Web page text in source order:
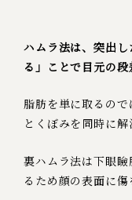
ハムラ法は、突出
る」ことで目元の段
脂肪を単に取るの
とくぼみを同時に解
裏ハムラ法は下眼
るため顔の表面に傷